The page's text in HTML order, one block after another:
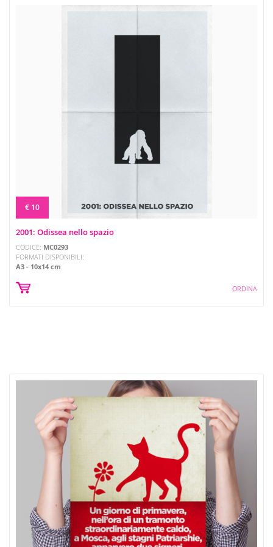
€ 10
2001: Odissea nello spazio
CODICE: MC0293
FORMATI DISPONIBILI:
A3
10x14 cm
ORDINA